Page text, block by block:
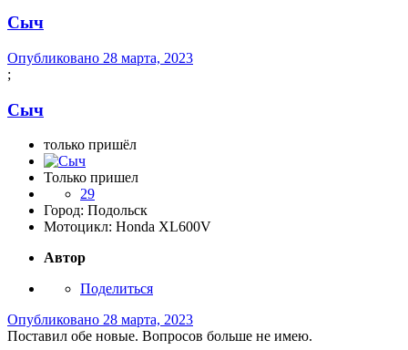
Сыч
Опубликовано 28 марта, 2023
;
Сыч
только пришёл
Только пришел
29
Город: Подольск
Мотоцикл: Honda XL600V
Автор
Поделиться
Опубликовано 28 марта, 2023
Поставил обе новые. Вопросов больше не имею.